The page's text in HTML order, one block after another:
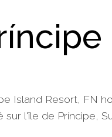
Island Resort, FN
l'île de Príncipe,